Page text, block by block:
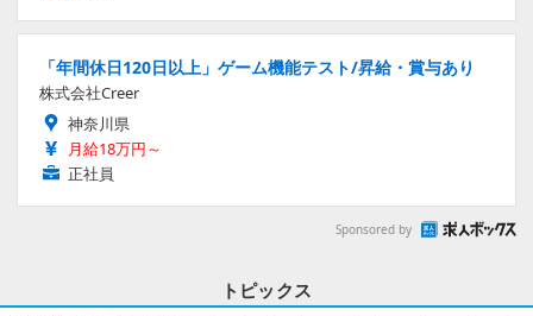
「年間休日120日以上」ゲーム機能テスト/昇給・賞与あり
株式会社Creer
神奈川県
月給18万円～
正社員
Sponsored by
トピックス